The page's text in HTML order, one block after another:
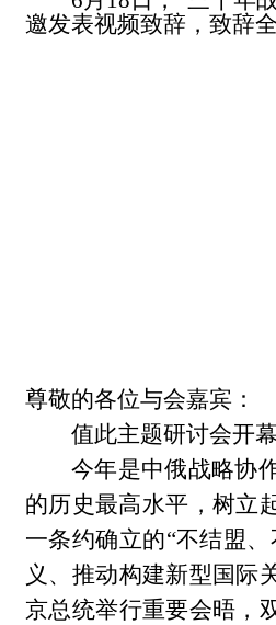
邀发表视频致辞，致辞
尊敬的各位与会嘉宾：
值此主题研讨会开
今年是中俄战略协
的历史最高水平，树立
一条约确立的“不结盟
义、推动构建新型国际
京总统举行重要会晤，